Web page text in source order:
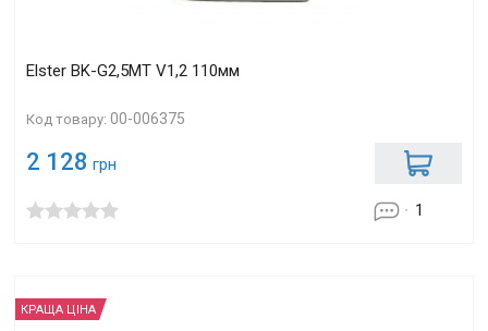
Elster BK-G2,5МТ V1,2 110мм
Код товару:00-006375
2 128 грн
1
КРАЩА ЦІНА